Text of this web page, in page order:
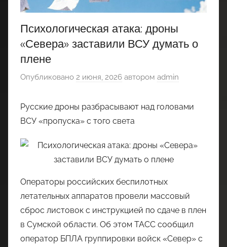
Психологическая атака: дроны
«Севера» заставили ВСУ думать о
плене
Опубликовано 2 июня, 2026 автором admin
Русские дроны разбрасывают над головами
ВСУ «пропуска» с того света
Операторы российских беспилотных
летательных аппаратов провели массовый
сброс листовок с инструкцией по сдаче в плен
в Сумской области. Об этом ТАСС сообщил
оператор БПЛА группировки войск «Север» с